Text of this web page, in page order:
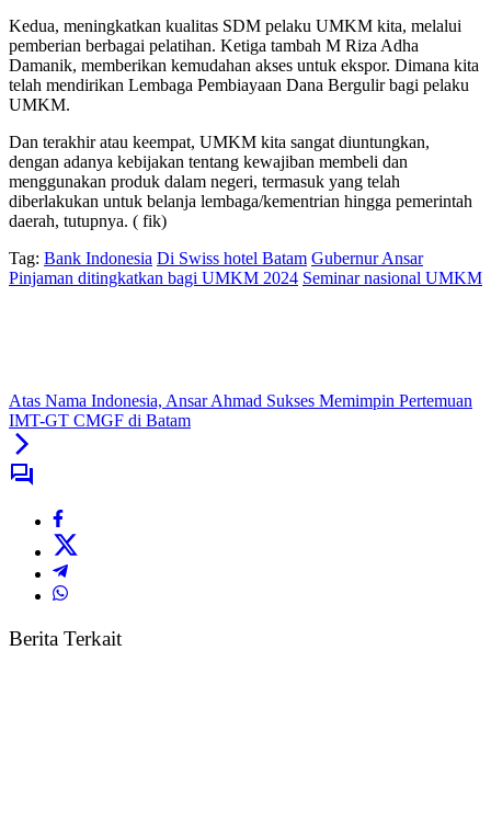
Kedua, meningkatkan kualitas SDM pelaku UMKM kita, melalui
pemberian berbagai pelatihan. Ketiga tambah M Riza Adha
Damanik, memberikan kemudahan akses untuk ekspor. Dimana kita
telah mendirikan Lembaga Pembiayaan Dana Bergulir bagi pelaku
UMKM.
Dan terakhir atau keempat, UMKM kita sangat diuntungkan,
dengan adanya kebijakan tentang kewajiban membeli dan
menggunakan produk dalam negeri, termasuk yang telah
diberlakukan untuk belanja lembaga/kementrian hingga pemerintah
daerah, tutupnya. ( fik)
Tag: Bank Indonesia Di Swiss hotel Batam Gubernur Ansar
Pinjaman ditingkatkan bagi UMKM 2024 Seminar nasional UMKM
Atas Nama Indonesia, Ansar Ahmad Sukses Memimpin Pertemuan
IMT-GT CMGF di Batam
Berita Terkait